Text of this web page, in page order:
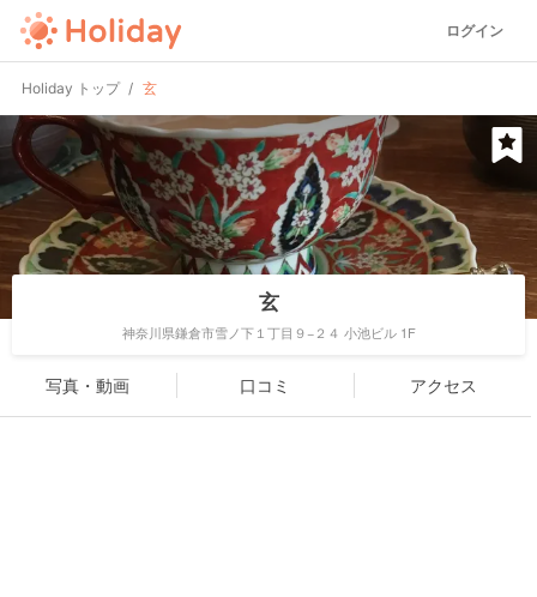
ログイン
Holiday トップ 玄
玄
神奈川県鎌倉市雪ノ下１丁目９−２４ 小池ビル 1F
写真・動画 口コミ アクセス